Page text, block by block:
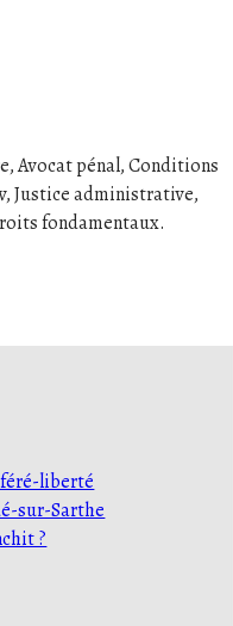
Avocat pénal, Conditions
Justice administrative,
fondamentaux.
liberté
sur-Sarthe
?